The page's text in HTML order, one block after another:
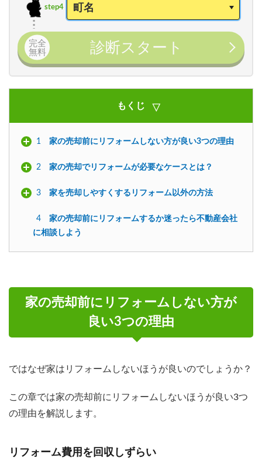
step4
完全
無料
診断スタート
もくじ
1 家の売却前にリフォームしない方が良い3つの理由
2 家の売却でリフォームが必要なケースとは？
3 家を売却しやすくするリフォーム以外の方法
4
家の売却前にリフォームするか迷ったら不動産会社
に相談しよう
家の売却前にリフォームしない方が
良い3つの理由
ではなぜ家はリフォームしないほうが良いのでしょうか？
この章では家の売却前にリフォームしないほうが良い3つ
の理由を解説します。
リフォーム費用を回収しずらい